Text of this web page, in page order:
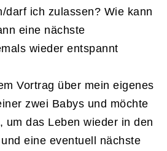
darf ich zulassen? Wie kann
eine nächste
wieder entspannt
Vortrag über mein eigenes
zwei Babys und möchte
um das Leben wieder in den
eine eventuell nächste